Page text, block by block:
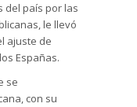
del país por las
le llevó
ajuste de
Españas.
se
con su